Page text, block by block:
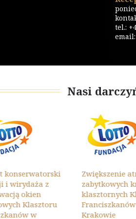
tel.:
Nasi
z
Klasztoru
w
Zwiększenie
zabytkowych
klasztornych
Franciszkanów w
Krakowie